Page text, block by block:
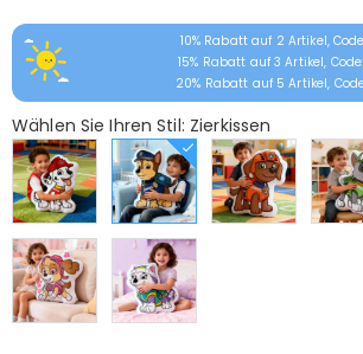
10% Rabatt auf 2 Artikel,
15% Rabatt auf 3 Artikel,
20% Rabatt auf 5 Artikel,
Wählen Sie Ihren Stil: Zierkissen